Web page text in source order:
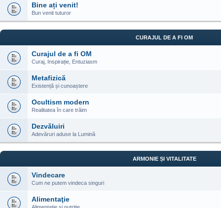
Bine ați venit!
Bun venit tuturor
CURAJUL DE A FI OM
Curajul de a fi OM
Curaj, Inspirație, Entuziasm
Metafizică
Existență și cunoaștere
Ocultism modern
Realitatea în care trăim
Dezvăluiri
Adevăruri aduse la Lumină
ARMONIE ȘI VITALITATE
Vindecare
Cum ne putem vindeca singuri
Alimentaţie